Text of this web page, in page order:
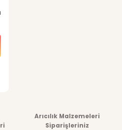
Arıcılık Malzemeleri
Siparişleriniz